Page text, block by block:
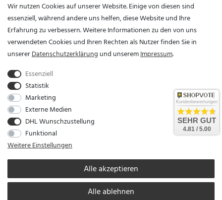
Visa / Mastercard
Vertrag widerrufen?
Unser Unternehmen sammelt über den unabhängigen Dienstleister SHOPVOTE
Bewertungen. SHOPVOTE setzt automatische und manuelle Maßnahmen ein, um
Bewertungen zu verifizieren.
SHOPVOTE finden Sie hier.
* Alle Preise verstehen sich inkl. gesetzl. MwSt. zzgl.Versandkosten
Wir nutzen Cookies auf unserer Website. Einige von diesen sind
essenziell, während andere uns helfen, diese Website und Ihre
Erfahrung zu verbessern. Weitere Informationen zu den von uns
verwendeten Cookies und Ihren Rechten als Nutzer finden Sie in
unsererDaten­schutz­erklärung und unseremImpressum.
Essenziell
Statistik
Marketing
Externe Medien
DHL Wunschzustellung
Funktional
Weitere Einstellungen
Alle akzeptieren
Alle ablehnen
Kundenbewertungen
SEHR GUT
4.81 / 5.00